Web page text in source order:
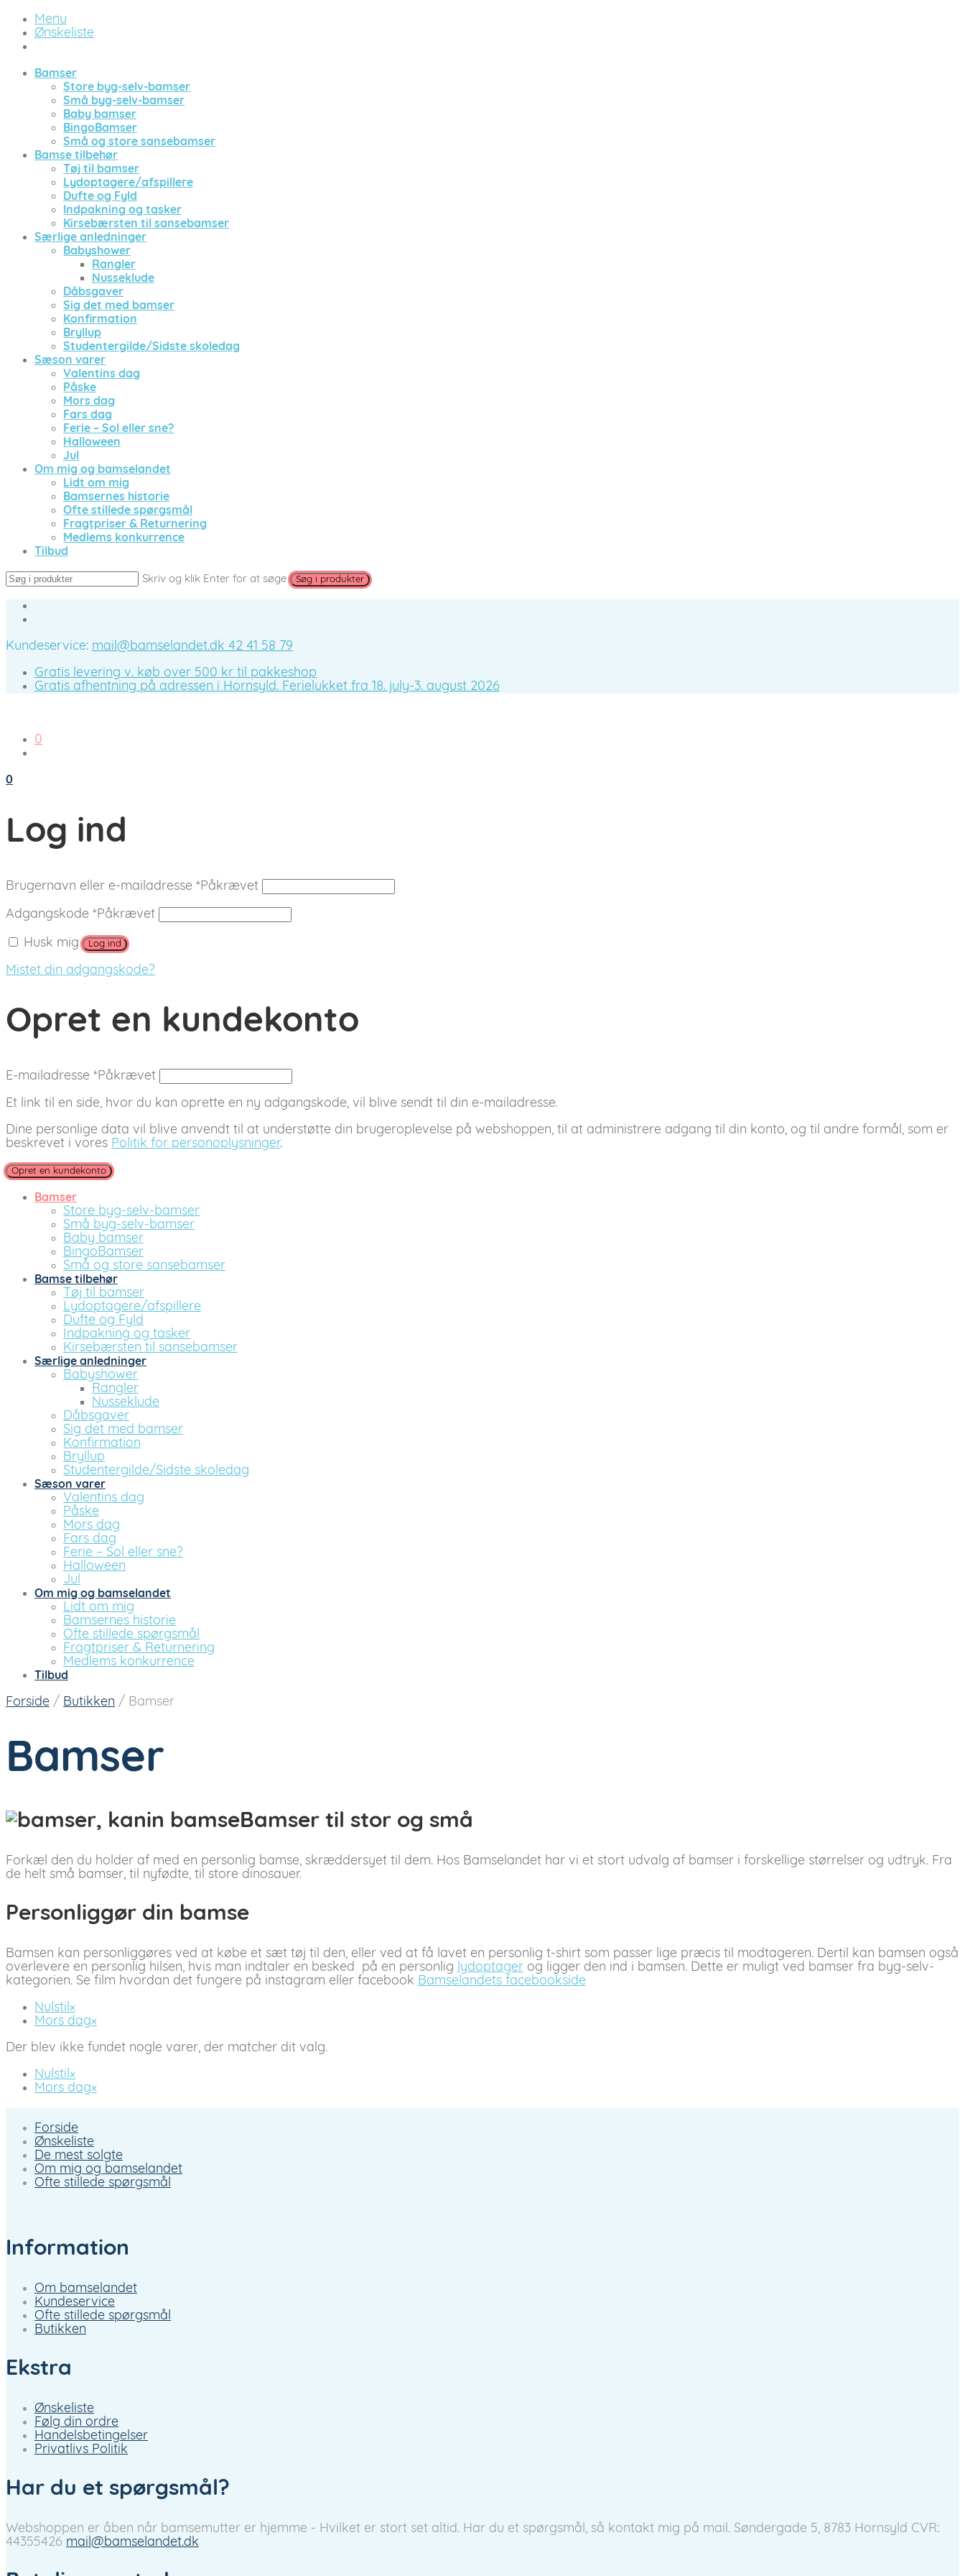
Menu
Ønskeliste
Bamser
Store byg-selv-bamser
Små byg-selv-bamser
Baby bamser
BingoBamser
Små og store sansebamser
Bamse tilbehør
Tøj til bamser
Lydoptagere/afspillere
Dufte og Fyld
Indpakning og tasker
Kirsebærsten til sansebamser
Særlige anledninger
Babyshower
Rangler
Nusseklude
Dåbsgaver
Sig det med bamser
Konfirmation
Bryllup
Studentergilde/Sidste skoledag
Sæson varer
Valentins dag
Påske
Mors dag
Fars dag
Ferie – Sol eller sne?
Halloween
Jul
Om mig og bamselandet
Lidt om mig
Bamsernes historie
Ofte stillede spørgsmål
Fragtpriser & Returnering
Medlems konkurrence
Tilbud
Skriv og klik Enter for at søge
Kundeservice: mail@bamselandet.dk 42 41 58 79
Gratis levering v. køb over 500 kr til pakkeshop
Gratis afhentning på adressen i Hornsyld. Ferielukket fra 18. july-3. august 2026
0
0
Log ind
Brugernavn eller e-mailadresse *Påkrævet
Adgangskode *Påkrævet
Husk mig Log ind
Mistet din adgangskode?
Opret en kundekonto
E-mailadresse *Påkrævet
Et link til en side, hvor du kan oprette en ny adgangskode, vil blive sendt til din e-mailadresse.
Dine personlige data vil blive anvendt til at understøtte din brugeroplevelse på webshoppen, til at administrere adgang til din konto, og til andre formål, som er
beskrevet i vores Politik for personoplysninger.
Opret en kundekonto
Bamser
Store byg-selv-bamser
Små byg-selv-bamser
Baby bamser
BingoBamser
Små og store sansebamser
Bamse tilbehør
Tøj til bamser
Lydoptagere/afspillere
Dufte og Fyld
Indpakning og tasker
Kirsebærsten til sansebamser
Særlige anledninger
Babyshower
Rangler
Nusseklude
Dåbsgaver
Sig det med bamser
Konfirmation
Bryllup
Studentergilde/Sidste skoledag
Sæson varer
Valentins dag
Påske
Mors dag
Fars dag
Ferie – Sol eller sne?
Halloween
Jul
Om mig og bamselandet
Lidt om mig
Bamsernes historie
Ofte stillede spørgsmål
Fragtpriser & Returnering
Medlems konkurrence
Tilbud
Forside / Butikken / Bamser
Bamser
Bamser til stor og små
Forkæl den du holder af med en personlig bamse, skræddersyet til dem. Hos Bamselandet har vi et stort udvalg af bamser i forskellige størrelser og udtryk. Fra
de helt små bamser, til nyfødte, til store dinosauer.
Personliggør din bamse
Bamsen kan personliggøres ved at købe et sæt tøj til den, eller ved at få lavet en personlig t-shirt som passer lige præcis til modtageren. Dertil kan bamsen også
overlevere en personlig hilsen, hvis man indtaler en besked på en personlig lydoptager og ligger den ind i bamsen. Dette er muligt ved bamser fra byg-selv-
kategorien. Se film hvordan det fungere på instagram eller facebook Bamselandets facebookside
Nulstil ×
Mors dag×
Der blev ikke fundet nogle varer, der matcher dit valg.
Nulstil ×
Mors dag×
Forside
Ønskeliste
De mest solgte
Om mig og bamselandet
Ofte stillede spørgsmål
Information
Om bamselandet
Kundeservice
Ofte stillede spørgsmål
Butikken
Ekstra
Ønskeliste
Følg din ordre
Handelsbetingelser
Privatlivs Politik
Har du et spørgsmål?
Webshoppen er åben når bamsemutter er hjemme - Hvilket er stort set altid. Har du et spørgsmål, så kontakt mig på mail. Søndergade 5, 8783 Hornsyld CVR:
44355426 mail@bamselandet.dk